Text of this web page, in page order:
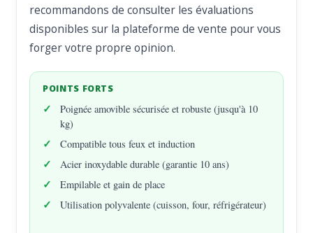
recommandons de consulter les évaluations
disponibles sur la plateforme de vente pour vous
forger votre propre opinion.
POINTS FORTS
Poignée amovible sécurisée et robuste (jusqu'à 10
kg)
Compatible tous feux et induction
Acier inoxydable durable (garantie 10 ans)
Empilable et gain de place
Utilisation polyvalente (cuisson, four, réfrigérateur)